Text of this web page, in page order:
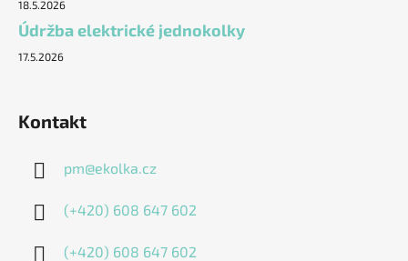
18.5.2026
Údržba elektrické jednokolky
17.5.2026
Kontakt
pm@ekolka.cz
(+420) 608 647 602
(+420) 608 647 602